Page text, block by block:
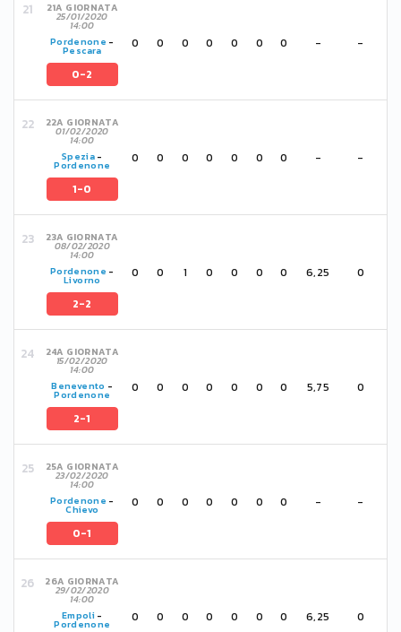
21A GIORNATA
25/01/2020
14:00
Pordenone -
Pescara
0-2
0 0 0 0 0 0 0 - -
22A GIORNATA
01/02/2020
14:00
Spezia -
Pordenone
1-0
0 0 0 0 0 0 0 - -
23A GIORNATA
08/02/2020
14:00
Pordenone -
Livorno
2-2
0 0 1 0 0 0 0 6,25 0
24A GIORNATA
15/02/2020
14:00
Benevento -
Pordenone
2-1
0 0 0 0 0 0 0 5,75 0
25A GIORNATA
23/02/2020
14:00
Pordenone -
Chievo
0-1
0 0 0 0 0 0 0 - -
26A GIORNATA
29/02/2020
14:00
Empoli -
Pordenone 0 0 0 0 0 0 0 6,25 0